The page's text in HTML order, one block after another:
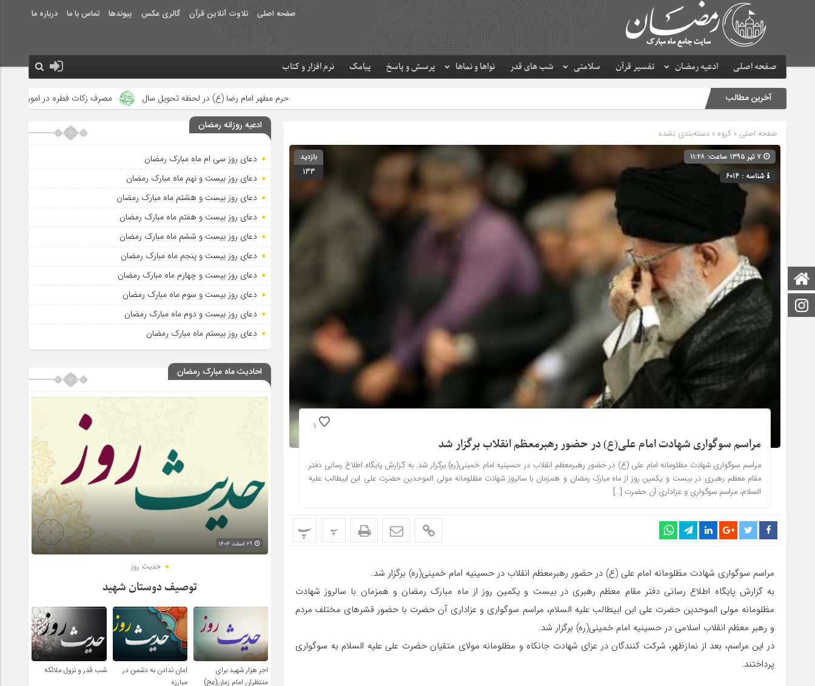
صفحه اصلی تلاوت آنلاین قرآن گالری عکس پیوندها تماس با ما درباره ما
صفحه اصلی ادعیه رمضان تفسیر قرآن سلامتی شب های قدر نواها و نماها پرسش و پاسخ پیامک نرم افزار و کتاب
صفحه اصلی
اینستاگرام
آخرین مطالب حرم مطهر امام رضا (ع) در لحظه تحویل سال مصرف زکات فطره در امور فرهنگی جلوه‌های بزرگ
صفحه اصلی » گروه » دسته‌بندی نشده
شناسه : 6014
بازدید
133
1
مراسم سوگواری شهادت امام علی(ع) در حضور رهبرمعظم انقلاب برگزار شد
مراسم سوگواری شهادت مظلومانه امام علی (ع) در حضور رهبرمعظم انقلاب در حسینیه امام خمینی(ره) برگزار شد. به گزارش پایگاه اطلاع رسانی دفتر
مقام معظم رهبری در بیست و یکمین روز از ماه مبارک رمضان و همزمان با سالروز شهادت مظلومانه مولی الموحدین حضرت علی ابن ابیطالب علیه
السلام، مراسم سوگواری و عزاداری آن حضرت […]
پ پ
مراسم سوگواری شهادت مظلومانه امام علی (ع) در حضور رهبرمعظم انقلاب در حسینیه امام خمینی(ره) برگزار شد.
به گزارش پایگاه اطلاع رسانی دفتر مقام معظم رهبری در بیست و یکمین روز از ماه مبارک رمضان و همزمان با سالروز شهادت
مظلومانه مولی الموحدین حضرت علی ابن ابیطالب علیه السلام، مراسم سوگواری و عزاداری آن حضرت با حضور قشرهای مختلف مردم
و رهبر معظم انقلاب اسلامی در حسینیه امام خمینی(ره) برگزار شد.
در این مراسم، بعد از نمازظهر، شرکت کنندگان در عزای شهادت جانکاه و مظلومانه مولای متقیان حضرت علی علیه السلام به سوگواری
پرداختند.
ادعیه روزانه رمضان
دعای روز سی ام ماه مبارک رمضان
دعای روز بیست و نهم ماه مبارک رمضان
دعای روز بیست و هشتم ماه مبارک رمضان
دعای روز بیست و هفتم ماه مبارک رمضان
دعای روز بیست و ششم ماه مبارک رمضان
دعای روز بیست و پنجم ماه مبارک رمضان
دعای روز بیست و چهارم ماه مبارک رمضان
دعای روز بیست و سوم ماه مبارک رمضان
دعای روز بیست و دوم ماه مبارک رمضان
دعای روز بیستم ماه مبارک رمضان
احادیث ماه مبارک رمضان
حدیث روز
توصیف دوستان شهید
اجر هزار شهید برای
منتظران امام زمان(عج)
امان ندادن به دشمن در
مبارزه
شب قدر و نزول ملائکه